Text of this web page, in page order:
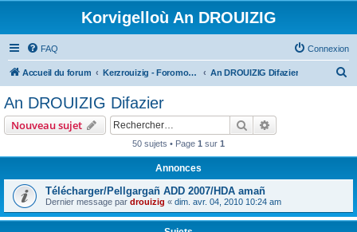
Korvigelloù An DROUIZIG
FAQ Connexion
Accueil du forum Kerzrouizig - Foromoù An Drouizig An DROUIZIG Difazier
e
An DROUIZIG Difazier
Nouveau sujet Rechercher
50 sujets • Page 1 sur 1
Annonces
Télécharger/Pellgargañ ADD 2007/HDA amañ
Dernier message par drouizig « dim. avr. 04, 2010 10:24 am